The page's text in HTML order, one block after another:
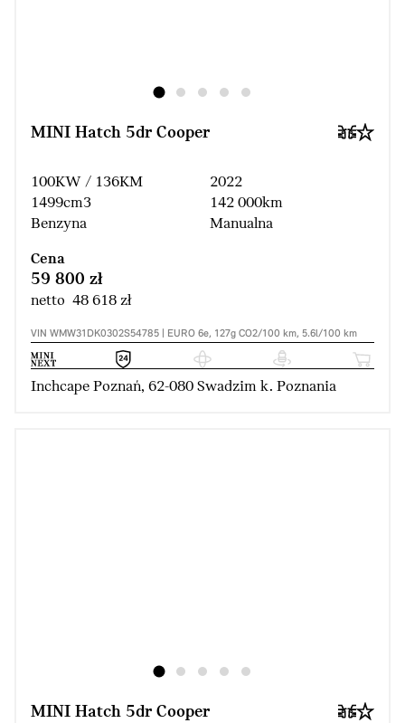
MINI Hatch 5dr Cooper
100KW / 136KM
1499cm3
Benzyna
2022
142 000km
Manualna
Cena
59 800 zł
netto 48 618 zł
VIN WMW31DK0302S54785 | EURO 6e, 127g CO2/100 km, 5.6l/100 km
Inchcape Poznań, 62-080 Swadzim k. Poznania
MINI Hatch 5dr Cooper